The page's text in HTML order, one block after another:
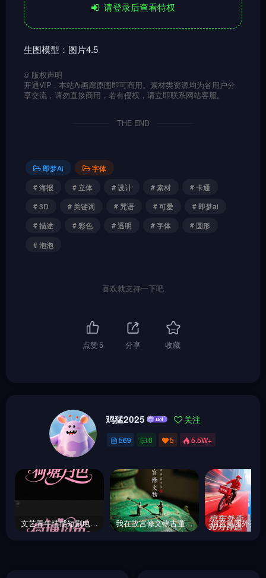
请登录后查看特权
生图模型：图片4.5
© 版权声明
开通VIP，本站Ai画廊原图即可商用。素材类资源均为各用户分
享交流，请勿直接商用，若有侵权，请立即联系网站客服。
THE END
即梦Ai
字体
# 海报
# 立体 # 设计 # 素材
# 卡通
# 3D
# 关键词 # 咒语 # 可爱
# 即梦ai
# 描述
# 彩色 # 透明 # 字体
# 圆形
# 泡泡
喜欢就支持一下吧
点赞5 分享 收藏
鸡猛2025 关注
569 0 5 5.5W+
文艺青年情感短剧电影短视频手写艺术体海报字体设计素材-即梦ai关键词描述咒语 我在故宫修文物古董海报微距摄影海报 -即梦ai关键词描述咒语